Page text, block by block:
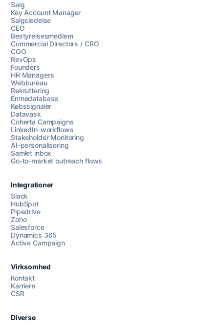
Chat med os
AI Campaign Assist
Salg
Key Account Manager
Salgsledelse
CEO
Bestyrelsesmedlem
Commercial Directors / CRO
COO
RevOps
Founders
HR Managers
Webbureau
Rekruttering
Emnedatabase
Købssignaler
Datavask
Coherta Campaigns
LinkedIn-workflows
Stakeholder Monitoring
AI-personalisering
Samlet inbox
Go-to-market outreach flows
Integrationer
Slack
HubSpot
Pipedrive
Zoho
Salesforce
Dynamics 365
Active Campaign
Virksomhed
Kontakt
Karriere
CSR
Diverse